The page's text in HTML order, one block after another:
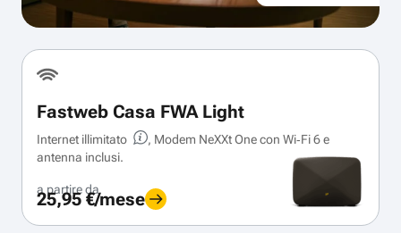
Fastweb Casa FWA Light
Internet illimitato
, Modem NeXXt One con Wi‑Fi 6 e
antenna inclusi.
a partire da
25,95 €/mese